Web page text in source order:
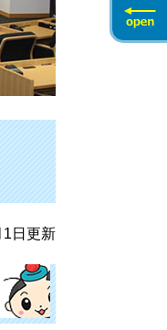
1日更新